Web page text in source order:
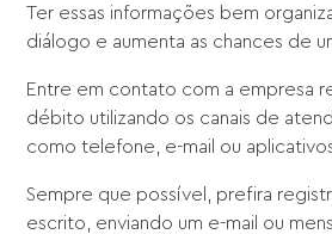
Ter essas informações bem
diálogo e aumenta as chances de
Entre em contato com a empresa
débito utilizando os canais de
como telefone, e-mail ou
Sempre que possível, prefira
escrito, enviando um e-mail ou